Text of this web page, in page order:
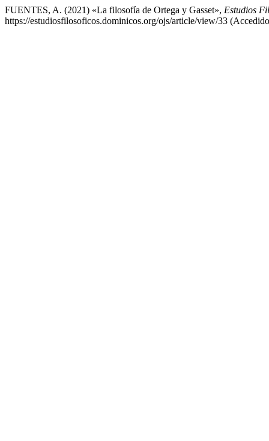
FUENTES, A. (2021) «La filosofía de Ortega y Gasset», Estudios
https://estudiosfilosoficos.dominicos.org/ojs/article/view/33